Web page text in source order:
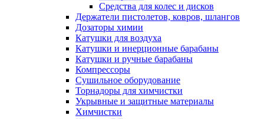
Средства для колес и дисков
Держатели пистолетов, ковров, шлангов
Дозаторы химии
Катушки для воздуха
Катушки и инерционные барабаны
Катушки и ручные барабаны
Компрессоры
Сушильное оборудование
Торнадоры для химчистки
Укрывные и защитные материалы
Химчистки